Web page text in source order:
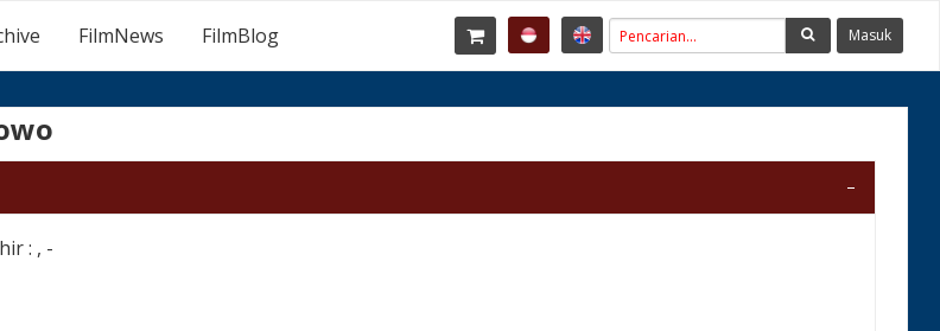
FilmNews FilmBlog Masuk
: , -